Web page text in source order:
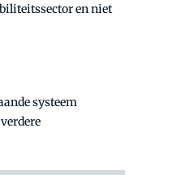
en niet
systeem